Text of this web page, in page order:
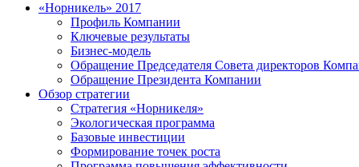
«Норникель» 2017
Профиль Компании
Ключевые результаты
Бизнес-модель
Обращение Председателя Совета директоров
Обращение Президента Компании
Обзор стратегии
Стратегия «Норникеля»
Экологическая программа
Базовые инвестиции
Формирование точек роста